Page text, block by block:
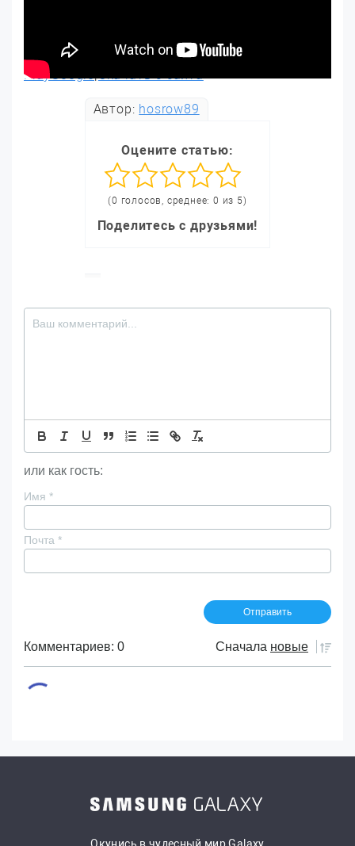
PlayGoogle|Скачать с сайта
Автор: hosrow89
Оцените статью:
(0 голосов, среднее: 0 из 5)
Поделитесь с друзьями!
или как гость:
Имя *
Почта *
Комментариев: 0 Сначала новые